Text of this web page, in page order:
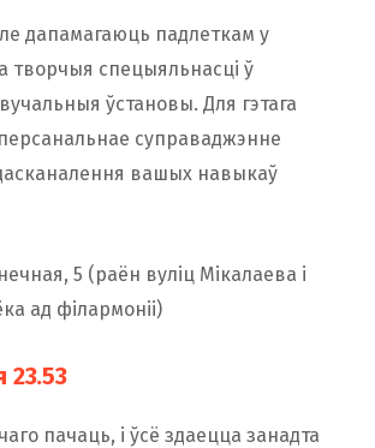
дапамагаюць падлеткам у
творчыя спецыяльнасці ў
ўстановы. Для гэтага
суправаджэнне
вашых навыкаў
5 (раён вуліц Мікалаева і
ад філармоніі)
23.53
пачаць, і ўсё здаецца занадта